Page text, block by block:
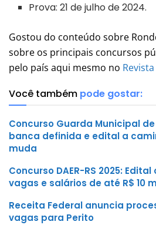
Prova: 21 de julho de 2024.
Gostou do conteúdo sobre
sobre os principais concursos
pelo país aqui mesmo no
Você também pode gostar:
Concurso Guarda Municipal
banca definida e edital a
muda
Concurso DAER-RS 2025:
vagas e salários de até R$ 10
Receita Federal anuncia
vagas para Perito